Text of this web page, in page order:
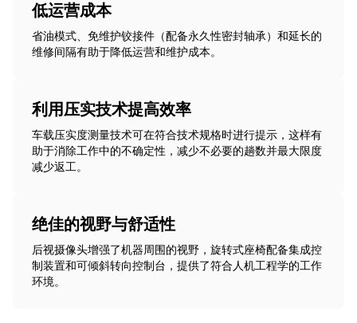
低运营成本
省油模式、免维护铰接件（配备永久性密封轴承）和延长的
维修间隔有助于降低运营和维护成本。
利用压实技术提高效率
车载压实度测量技术可在符合技术规格时进行提示，这样有
助于消除工作中的不确定性，减少不必要的趟数并最大限度
减少返工。
绝佳的视野与舒适性
后视摄像头增强了机器周围的视野，旋转式座椅配备集成控
制装置和可倾斜转向控制台，提供了符合人机工程学的工作
环境。